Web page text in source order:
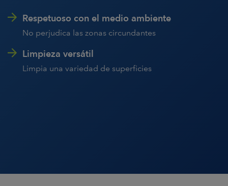
Respetuoso con el medio ambiente
No perjudica las zonas circundantes
Limpieza versátil
Limpia una variedad de superficies